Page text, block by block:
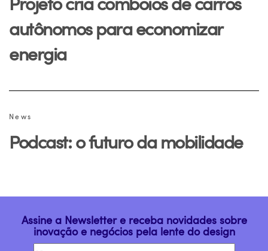
autônomos para economizar
energia
News
Podcast: o futuro da mobilidade
Assine a Newsletter e receba novidades sobre
inovação e negócios pela lente do design